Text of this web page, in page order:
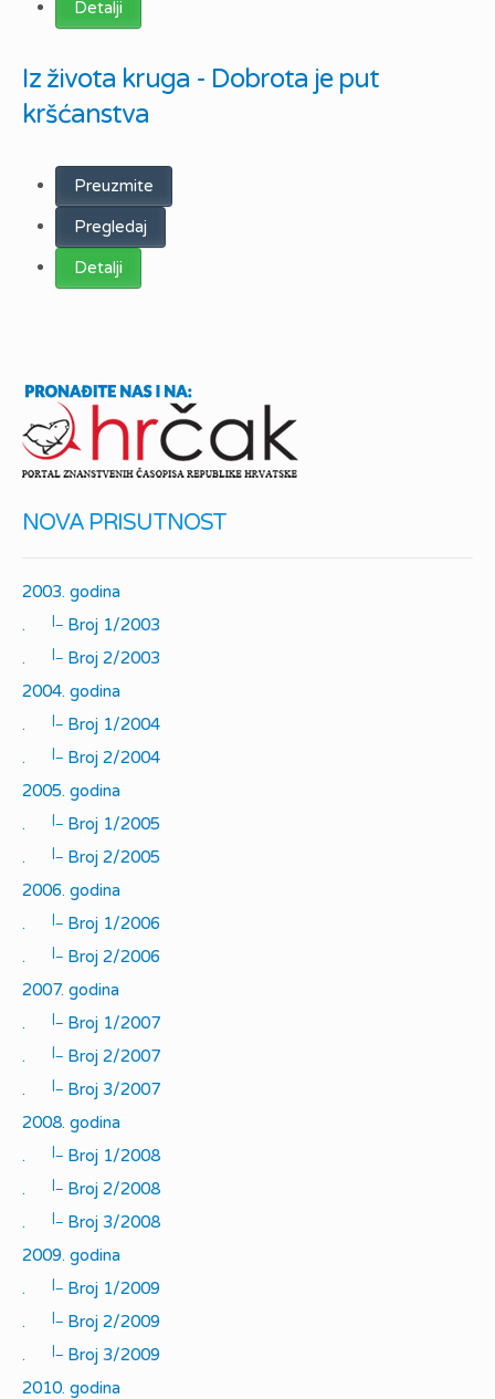
Detalji
Iz života kruga - Dobrota je put
kršćanstva
Preuzmite
Pregledaj
Detalji
NOVA PRISUTNOST
2003. godina
.
|_
Broj 1/2003
.
|_
Broj 2/2003
2004. godina
.
|_
Broj 1/2004
.
|_
Broj 2/2004
2005. godina
.
|_
Broj 1/2005
.
|_
Broj 2/2005
2006. godina
.
|_
Broj 1/2006
.
|_
Broj 2/2006
2007. godina
.
|_
Broj 1/2007
.
|_
Broj 2/2007
.
|_
Broj 3/2007
2008. godina
.
|_
Broj 1/2008
.
|_
Broj 2/2008
.
|_
Broj 3/2008
2009. godina
.
|_
Broj 1/2009
.
|_
Broj 2/2009
.
|_
Broj 3/2009
2010. godina